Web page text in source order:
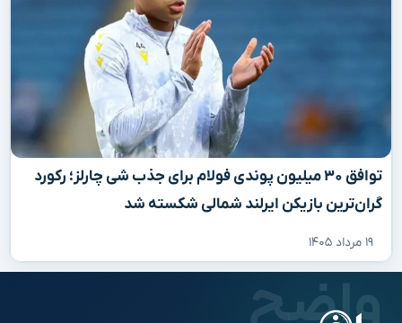
توافق ۳۰ میلیون پوندی فولام برای جذب شی چارلز؛ رکورد
گران‌ترین بازیکن ایرلند شمالی شکسته شد
۱۹ مرداد ۱۴۰۵